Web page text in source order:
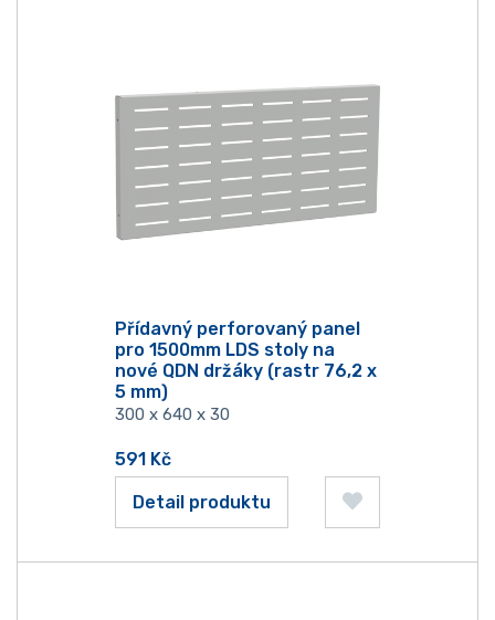
Přídavný perforovaný panel
pro 1500mm LDS stoly na
nové QDN držáky (rastr 76,2 x
5 mm)
300 x 640 x 30
591 Kč
Detail produktu